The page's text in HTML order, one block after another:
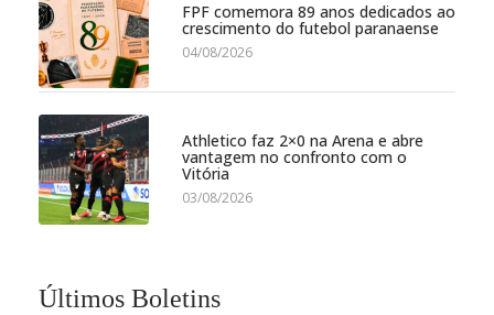
FPF comemora 89 anos dedicados ao
crescimento do futebol paranaense
04/08/2026
Athletico faz 2×0 na Arena e abre
vantagem no confronto com o
Vitória
03/08/2026
Últimos Boletins